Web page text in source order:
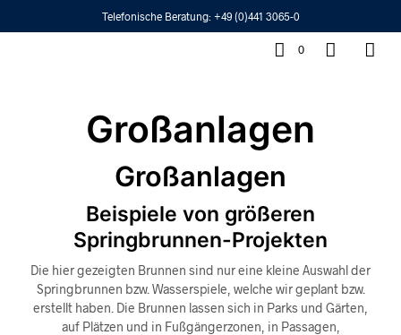
Telefonische Beratung: +49 (0)441 3065-0
0
Großanlagen
Großanlagen
Beispiele von größeren
Springbrunnen-Projekten
Die hier gezeigten Brunnen sind nur eine kleine Auswahl der
Springbrunnen bzw. Wasserspiele, welche wir geplant bzw.
erstellt haben. Die Brunnen lassen sich in Parks und Gärten,
auf Plätzen und in Fußgängerzonen, in Passagen,